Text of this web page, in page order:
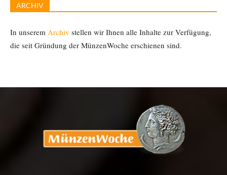
ARCHIV
In unserem Archiv stellen wir Ihnen alle Inhalte zur Verfügung,
die seit Gründung der MünzenWoche erschienen sind.